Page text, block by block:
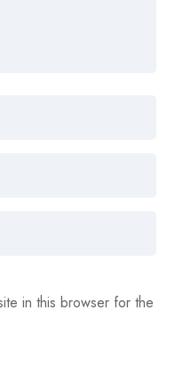
in this browser for the